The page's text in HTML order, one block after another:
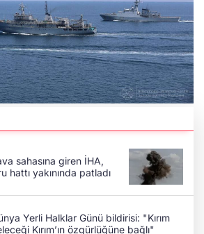
sahasına giren İHA,
hattı yakınında patladı
Yerli Halklar Günü bildirisi: "Kırım
Kırım’ın özgürlüğüne bağlı"